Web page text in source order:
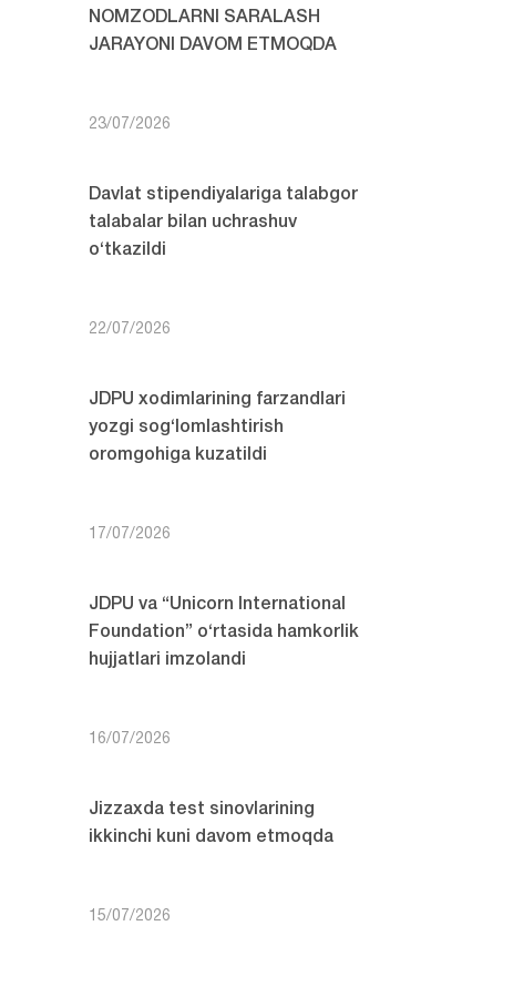
NOMZODLARNI SARALASH
JARAYONI DAVOM ETMOQDA
23/07/2026
Davlat stipendiyalariga talabgor
talabalar bilan uchrashuv
o‘tkazildi
22/07/2026
JDPU xodimlarining farzandlari
yozgi sog‘lomlashtirish
oromgohiga kuzatildi
17/07/2026
JDPU va “Unicorn International
Foundation” o‘rtasida hamkorlik
hujjatlari imzolandi
16/07/2026
Jizzaxda test sinovlarining
ikkinchi kuni davom etmoqda
15/07/2026